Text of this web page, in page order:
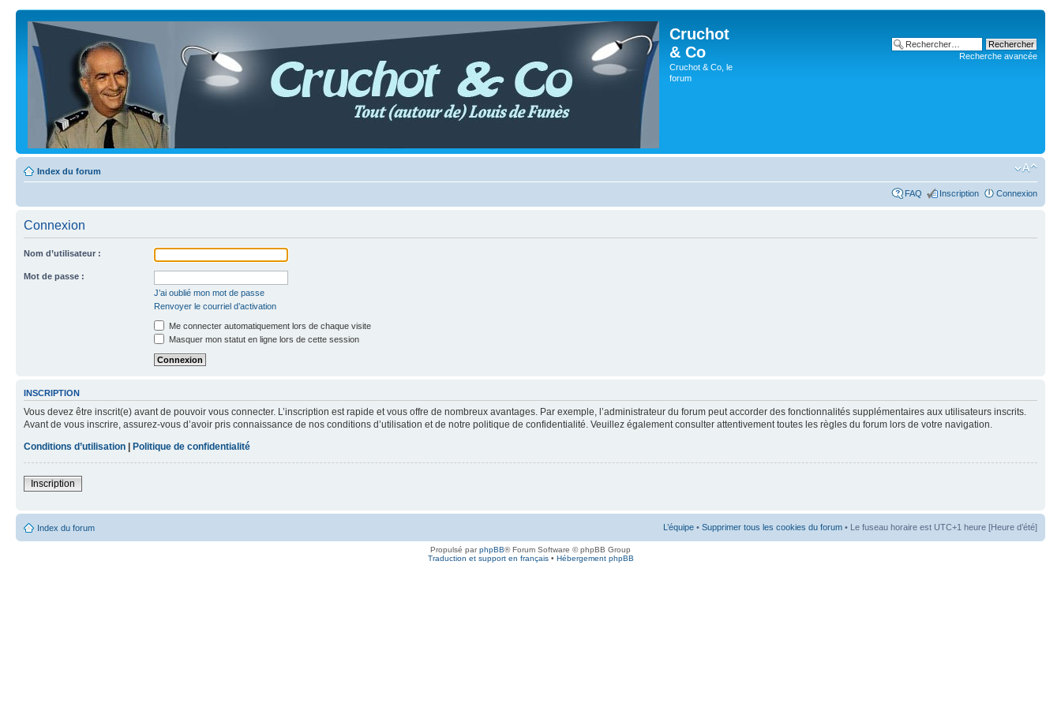
Cruchot
& Co
Cruchot & Co, le
forum
Recherche avancée
Index du forum
FAQ Inscription Connexion
Connexion
Nom d’utilisateur :
Mot de passe :
J’ai oublié mon mot de passe
Renvoyer le courriel d’activation
Me connecter automatiquement lors de chaque visite
Masquer mon statut en ligne lors de cette session
INSCRIPTION
Vous devez être inscrit(e) avant de pouvoir vous connecter. L’inscription est rapide et vous offre de nombreux avantages. Par exemple, l’administrateur du forum peut accorder des fonctionnalités supplémentaires aux utilisateurs inscrits.
Avant de vous inscrire, assurez-vous d’avoir pris connaissance de nos conditions d’utilisation et de notre politique de confidentialité. Veuillez également consulter attentivement toutes les règles du forum lors de votre navigation.
Conditions d’utilisation | Politique de confidentialité
Inscription
Index du forum L’équipe • Supprimer tous les cookies du forum • Le fuseau horaire est UTC+1 heure [Heure d’été]
Propulsé parphpBB® Forum Software © phpBB Group
Traduction et support en français• Hébergement phpBB